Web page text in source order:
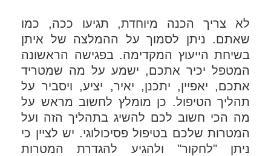
לא צריך הכנה מיוחדת, תגיעו ככה, כמו
שאתם. ניתן לסמוך על ההמלצה של איתן
בשיחת הייעוץ המקדימה. בפגישה הראשונה
המטפל יכיר אתכם, ישמע על מה שמטריד
אתכם, יאפיין, יתכנן, יאיר, יציע, ויסביר על
תהליך הטיפול. כן מומלץ לחשוב מראש על
מה הכי חשוב לכם להשיג בתהליך הזה ועל
המטרות שלכם בטיפול פסיכולוגי. יש לציין כי
ניתן "לחקור" ולהגיע להגדרת המטרות